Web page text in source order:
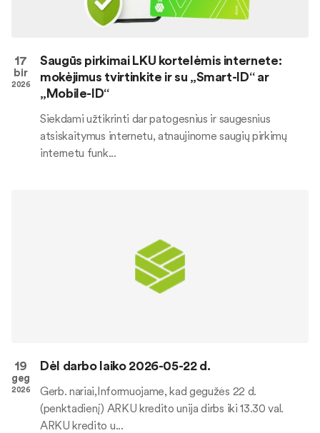
17
bir
2026
Saugūs pirkimai LKU kortelėmis internete:
mokėjimus tvirtinkite ir su „Smart-ID“ ar
„Mobile-ID“
Siekdami užtikrinti dar patogesnius ir saugesnius
atsiskaitymus internetu, atnaujinome saugių pirkimų
internetu funk...
19
geg
2026
Dėl darbo laiko 2026-05-22 d.
Gerb. nariai,Informuojame, kad gegužės 22 d.
(penktadienį) ARKU kredito unija dirbs iki 13.30 val.
ARKU kredito u...